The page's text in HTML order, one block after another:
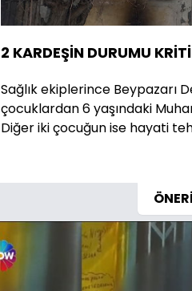
2 KARDEŞİN DURUMU
Sağlık ekiplerince Beypazarı
çocuklardan 6 yaşındaki
Diğer iki çocuğun ise hayati